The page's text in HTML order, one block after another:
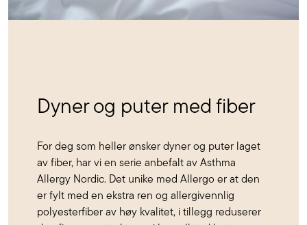
Dyner og puter med fiber
For deg som heller ønsker dyner og puter laget
av fiber, har vi en serie anbefalt av Asthma
Allergy Nordic. Det unike med Allergo er at den
er fylt med en ekstra ren og allergivennlig
polyesterfiber av høy kvalitet, i tillegg reduserer